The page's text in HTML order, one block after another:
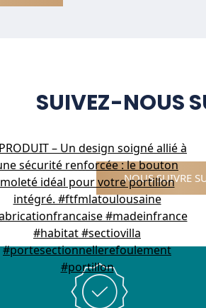
SUIVEZ-NOUS
NOUS SUIVRE